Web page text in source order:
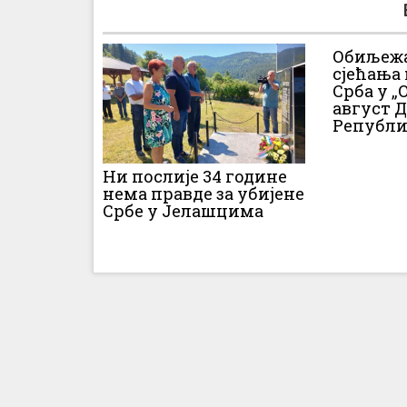
Ни послије 34 године
нема правде за убијене
Србе у Јелашцима
Срба у
август